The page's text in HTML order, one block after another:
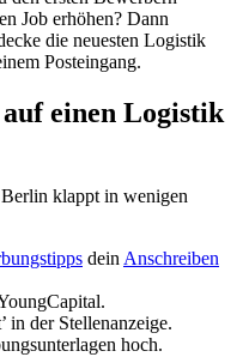
Job erhöhen? Dann
die neuesten Logistik
Posteingang.
einen Logistik
klappt in wenigen
dein Anschreiben
in der Stellenanzeige.
hoch.